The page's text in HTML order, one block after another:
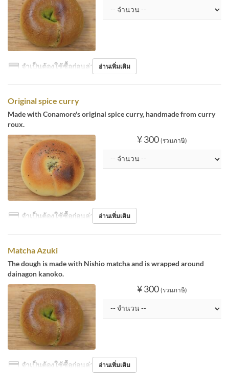
จำเป็นต้องใช้ซื้อก่อนล่วงหน้าอ่านเพิ่มเติม
Original spice curry
Made with Conamore's original spice curry, handmade from curry
roux.
¥ 300 (รวมภาษี)
จำเป็นต้องใช้ซื้อก่อนล่วงหน้าอ่านเพิ่มเติม
Matcha Azuki
The dough is made with Nishio matcha and is wrapped around
dainagon kanoko.
¥ 300 (รวมภาษี)
จำเป็นต้องใช้ซื้อก่อนล่วงหน้าอ่านเพิ่มเติม